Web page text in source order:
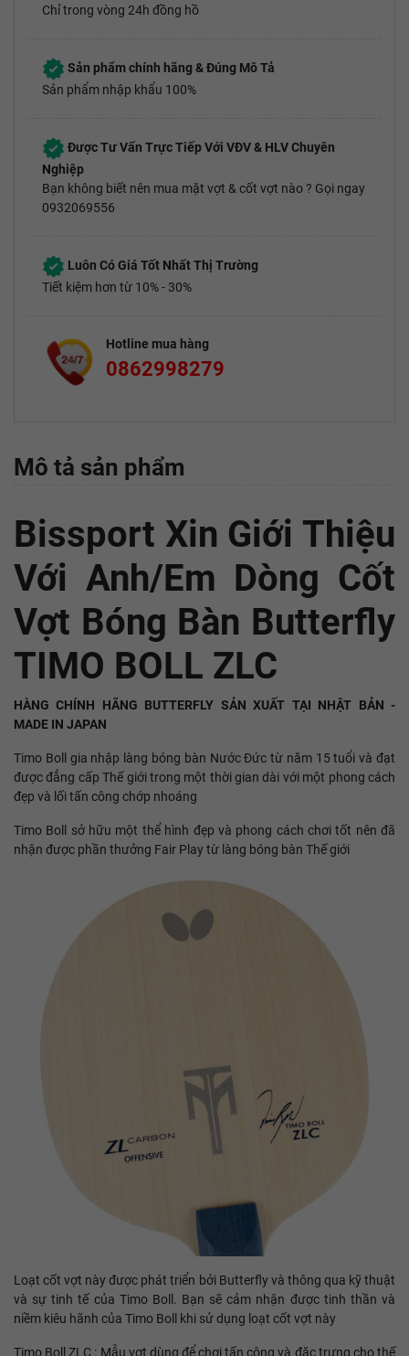
Chỉ trong vòng 24h đồng hồ
Sản phẩm chính hãng & Đúng Mô Tả
Sản phẩm nhập khẩu 100%
Được Tư Vấn Trực Tiếp Với VĐV & HLV Chuyên
Nghiệp
Bạn không biết nên mua mặt vợt & cốt vợt nào ? Gọi ngay
0932069556
Luôn Có Giá Tốt Nhất Thị Trường
Tiết kiệm hơn từ 10% - 30%
Hotline mua hàng
0862998279
Mô tả sản phẩm
Bissport Xin Giới Thiệu
Với Anh/Em Dòng Cốt
Vợt Bóng Bàn Butterfly
TIMO BOLL ZLC
HÀNG CHÍNH HÃNG BUTTERFLY SẢN XUẤT TẠI NHẬT BẢN -
MADE IN JAPAN
Timo Boll gia nhập làng bóng bàn Nước Đức từ năm 15 tuổi và đạt
được đẳng cấp Thế giới trong một thời gian dài với một phong cách
đẹp và lối tấn công chớp nhoáng
Timo Boll sở hữu một thể hình đẹp và phong cách chơi tốt nên đã
nhận được phần thưởng Fair Play từ làng bóng bàn Thế giới
Loạt cốt vợt này được phát triển bởi Butterfly và thông qua kỹ thuật
và sự tinh tế của Timo Boll. Bạn sẽ cảm nhận được tinh thần và
niềm kiêu hãnh của Timo Boll khi sử dụng loạt cốt vợt này
Timo Boll ZLC : Mẫu vợt dùng để chơi tấn công và đặc trưng cho thế